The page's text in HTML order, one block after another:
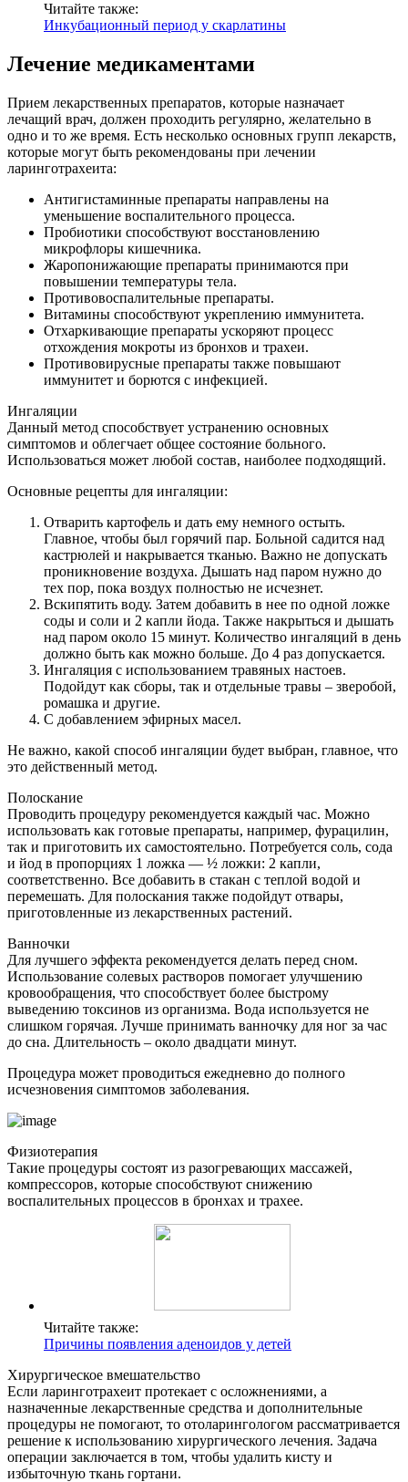
Читайте также:
Инкубационный период у скарлатины
Лечение медикаментами
Прием лекарственных препаратов, которые назначает
лечащий врач, должен проходить регулярно, желательно в
одно и то же время. Есть несколько основных групп лекарств,
которые могут быть рекомендованы при лечении
ларинготрахеита:
Антигистаминные препараты направлены на
уменьшение воспалительного процесса.
Пробиотики способствуют восстановлению
микрофлоры кишечника.
Жаропонижающие препараты принимаются при
повышении температуры тела.
Противовоспалительные препараты.
Витамины способствуют укреплению иммунитета.
Отхаркивающие препараты ускоряют процесс
отхождения мокроты из бронхов и трахеи.
Противовирусные препараты также повышают
иммунитет и борются с инфекцией.
Ингаляции
Данный метод способствует устранению основных
симптомов и облегчает общее состояние больного.
Использоваться может любой состав, наиболее подходящий.
Основные рецепты для ингаляции:
Отварить картофель и дать ему немного остыть.
Главное, чтобы был горячий пар. Больной садится над
кастрюлей и накрывается тканью. Важно не допускать
проникновение воздуха. Дышать над паром нужно до
тех пор, пока воздух полностью не исчезнет.
Вскипятить воду. Затем добавить в нее по одной ложке
соды и соли и 2 капли йода. Также накрыться и дышать
над паром около 15 минут. Количество ингаляций в день
должно быть как можно больше. До 4 раз допускается.
Ингаляция с использованием травяных настоев.
Подойдут как сборы, так и отдельные травы – зверобой,
ромашка и другие.
С добавлением эфирных масел.
Не важно, какой способ ингаляции будет выбран, главное, что
это действенный метод.
Полоскание
Проводить процедуру рекомендуется каждый час. Можно
использовать как готовые препараты, например, фурацилин,
так и приготовить их самостоятельно. Потребуется соль, сода
и йод в пропорциях 1 ложка — ½ ложки: 2 капли,
соответственно. Все добавить в стакан с теплой водой и
перемешать. Для полоскания также подойдут отвары,
приготовленные из лекарственных растений.
Ванночки
Для лучшего эффекта рекомендуется делать перед сном.
Использование солевых растворов помогает улучшению
кровообращения, что способствует более быстрому
выведению токсинов из организма. Вода используется не
слишком горячая. Лучше принимать ванночку для ног за час
до сна. Длительность – около двадцати минут.
Процедура может проводиться ежедневно до полного
исчезновения симптомов заболевания.
Физиотерапия
Такие процедуры состоят из разогревающих массажей,
компрессоров, которые способствуют снижению
воспалительных процессов в бронхах и трахее.
Читайте также:
Причины появления аденоидов у детей
Хирургическое вмешательство
Если ларинготрахеит протекает с осложнениями, а
назначенные лекарственные средства и дополнительные
процедуры не помогают, то отоларингологом рассматривается
решение к использованию хирургического лечения. Задача
операции заключается в том, чтобы удалить кисту и
избыточную ткань гортани.